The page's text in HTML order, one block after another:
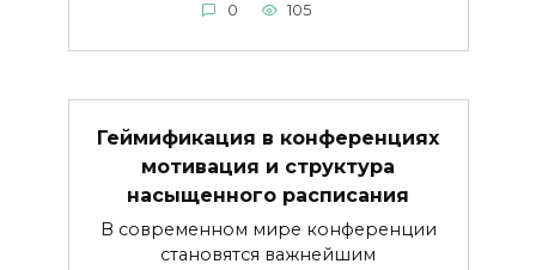
0 105
Геймификация в конференциях
мотивация и структура
насыщенного расписания
В современном мире конференции
становятся важнейшим